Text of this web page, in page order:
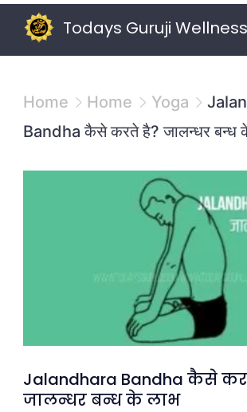
content
Todays Guruji Wellness
Home Home Yoga
Bandha कैसे करते है? जालन्धर बन्ध
Jalandhara Bandha कैसे
जालन्धर बन्ध के लाभ